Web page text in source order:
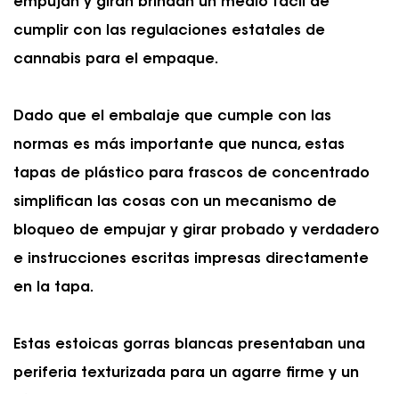
cumplir con las regulaciones estatales de
cannabis para el empaque.
Dado que el embalaje que cumple con las
normas es más importante que nunca, estas
tapas de plástico para frascos de concentrado
simplifican las cosas con un mecanismo de
bloqueo de empujar y girar probado y verdadero
e instrucciones escritas impresas directamente
en la tapa.
Estas estoicas gorras blancas presentaban una
periferia texturizada para un agarre firme y un